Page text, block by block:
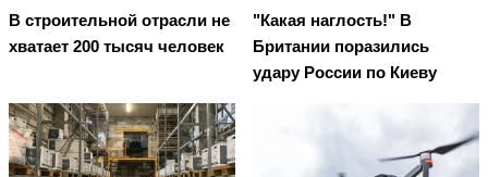
В строительной отрасли не
хватает 200 тысяч человек
"Какая наглость!" В
Британии поразились
удару России по Киеву